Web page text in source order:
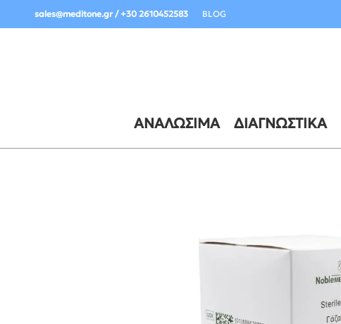
sales@meditone.gr / +30 2610452583 BLOG
ΑΝΑΛΏΣΙΜΑ ΔΙΑΓΝΩΣΤΙΚΆ